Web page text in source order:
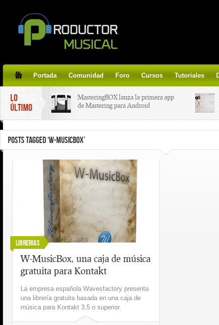
Portada Comunidad Foro Cursos Tutoriales
LO
ÚLTIMO
MasteringBOX lanza la primera app
de Mastering para Android
MasteringBOX, Masterización on-
line gratis!
Korg lanza SDD-3000, el nuevo
pedal de delay.
Tutorial de CLA Effects, aprende a
aplicar efectos a tus voces.
POSTS TAGGED ‘W-MUSICBOX’
Librerias
W-MusicBox, una caja de música
gratuita para Kontakt
La empresa española Wavesfactory presenta
una librería gratuita basada en una caja de
música para Kontakt 3.5 o superior.